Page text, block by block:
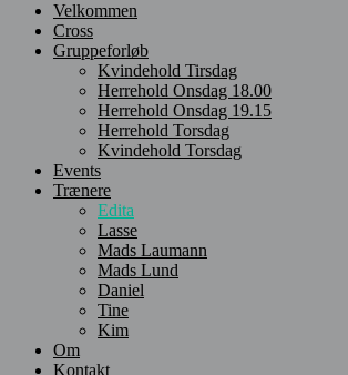
Velkommen
Cross
Gruppeforløb
Kvindehold Tirsdag
Herrehold Onsdag 18.00
Herrehold Onsdag 19.15
Herrehold Torsdag
Kvindehold Torsdag
Events
Trænere
Edita
Lasse
Mads Laumann
Mads Lund
Daniel
Tine
Kim
Om
Kontakt